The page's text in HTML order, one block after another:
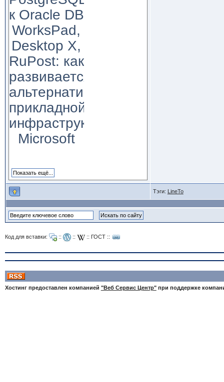
к Oracle DB
WorksPad,
Desktop X,
RuPost: как
развивается
альтернатива
прикладной
инфраструктуре
Microsoft
Тэги: LineTo
Код для вставки: :: :: :: ГОСТ::
Хостинг предоставлен компанией "Веб Сервис Центр"при поддержке